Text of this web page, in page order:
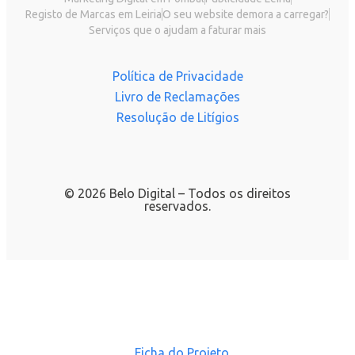
Registo de Marcas em LeiriaO seu website demora a carregar?
Serviços que o ajudam a faturar mais
Política de Privacidade
Livro de Reclamações
Resolução de Litígios
© 2026 Belo Digital – Todos os direitos
reservados.